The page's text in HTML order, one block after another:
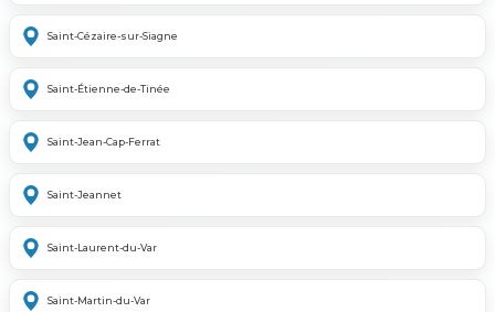
Saint-Cézaire-sur-Siagne
Saint-Étienne-de-Tinée
Saint-Jean-Cap-Ferrat
Saint-Jeannet
Saint-Laurent-du-Var
Saint-Martin-du-Var